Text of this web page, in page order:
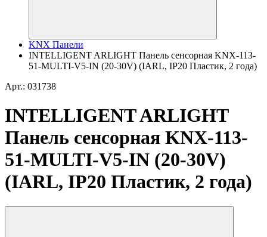
KNX Панели
INTELLIGENT ARLIGHT Панель сенсорная KNX-113-
51-MULTI-V5-IN (20-30V) (IARL, IP20 Пластик, 2 года)
Арт.: 031738
INTELLIGENT ARLIGHT
Панель сенсорная KNX-113-
51-MULTI-V5-IN (20-30V)
(IARL, IP20 Пластик, 2 года)